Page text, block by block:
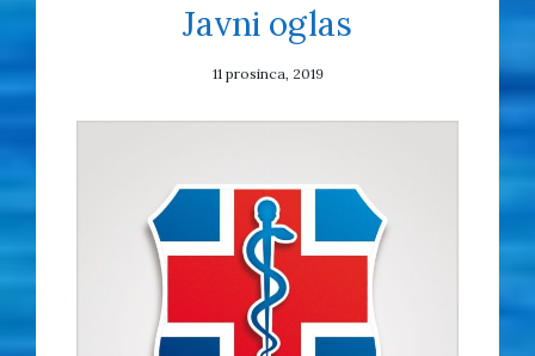
Javni oglas
11 prosinca, 2019